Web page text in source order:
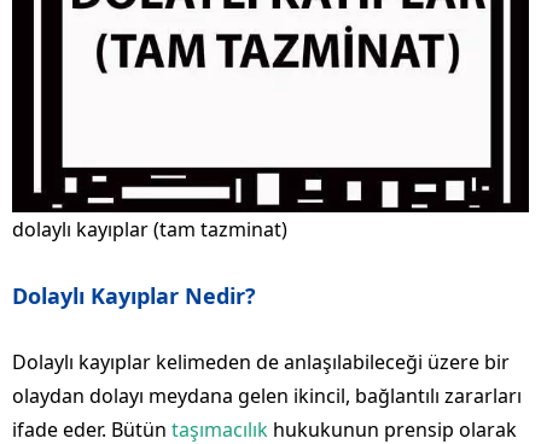
dolaylı kayıplar (tam tazminat)
Dolaylı Kayıplar Nedir?
Dolaylı kayıplar kelimeden de anlaşılabileceği üzere bir
olaydan dolayı meydana gelen ikincil, bağlantılı zararları
ifade eder. Bütün taşımacılık hukukunun prensip olarak